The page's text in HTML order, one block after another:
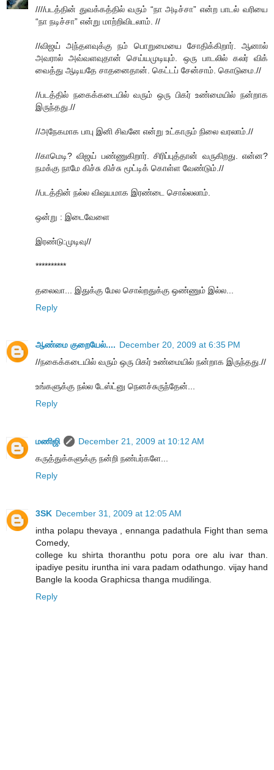
////படத்தின் துவக்கத்தில் வரும் “நா அடிச்சா” என்ற பாடல் வரியை
“நா நடிச்சா” என்று மாற்றிவிடலாம். //
//விஜய் அந்தளவுக்கு நம் பொறுமையை சோதிக்கிறார். ஆனால்
அவரால் அவ்வளவுதான் செய்யமுடியும். ஒரு பாடலில் கலர் விக்
வைத்து ஆடியதே சாதனைதான். கெட்டப் சேன்சாம். கொடுமை.//
//படத்தில் நகைக்கடையில் வரும் ஒரு பிகர் உண்மையில் நன்றாக
இருந்தது.//
//அநேகமாக பாபு இனி சிவனே என்று உட்காரும் நிலை வரலாம்.//
//காமெடி? விஜய் பண்ணுகிறார். சிரிப்புத்தான் வருகிறது. என்ன?
நமக்கு நாமே கிச்சு கிச்சு மூட்டிக் கொள்ள வேண்டும்.//
//படத்தின் நல்ல விஷயமாக இரண்டை சொல்லலாம்.
ஒன்று : இடைவேளை
இரண்டு:முடிவு//
**********
தலைவா... இதுக்கு மேல சொல்றதுக்கு ஒண்ணும் இல்ல...
Reply
ஆண்மை குறையேல்.... December 20, 2009 at 6:35 PM
//நகைக்கடையில் வரும் ஒரு பிகர் உண்மையில் நன்றாக இருந்தது.//
உங்க‌ளுக்கு ந‌ல்ல‌ டேஸ்ட்னு நென‌ச்சுருந்தேன்...
Reply
மணிஜி
December 21, 2009 at 10:12 AM
கருத்துக்களுக்கு நன்றி நண்பர்களே...
Reply
3SK December 31, 2009 at 12:05 AM
intha polapu thevaya , ennanga padathula Fight than sema
Comedy,
college ku shirta thoranthu potu pora ore alu ivar than.
ipadiye pesitu iruntha ini vara padam odathungo. vijay hand
Bangle la kooda Graphicsa thanga mudilinga.
Reply